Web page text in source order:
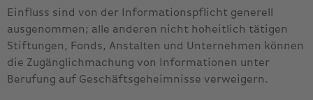
Einfluss sind von der Informationspflicht generell
ausgenommen; alle anderen nicht hoheitlich tätigen
Stiftungen, Fonds, Anstalten und Unternehmen können
die Zugänglichmachung von Informationen unter
Berufung auf Geschäftsgeheimnisse verweigern.